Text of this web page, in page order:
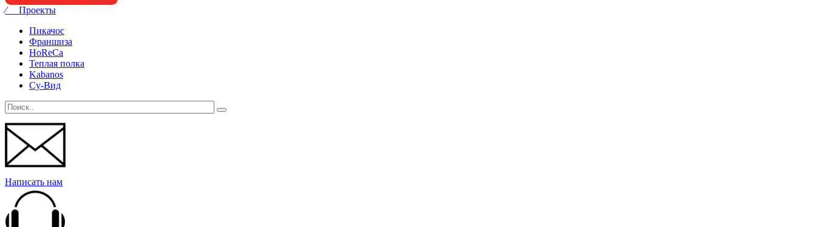
⁄ Проекты
Пикачос
Франшиза
HoReCa
Теплая полка
Kabanos
Су-Вид
Написать нам